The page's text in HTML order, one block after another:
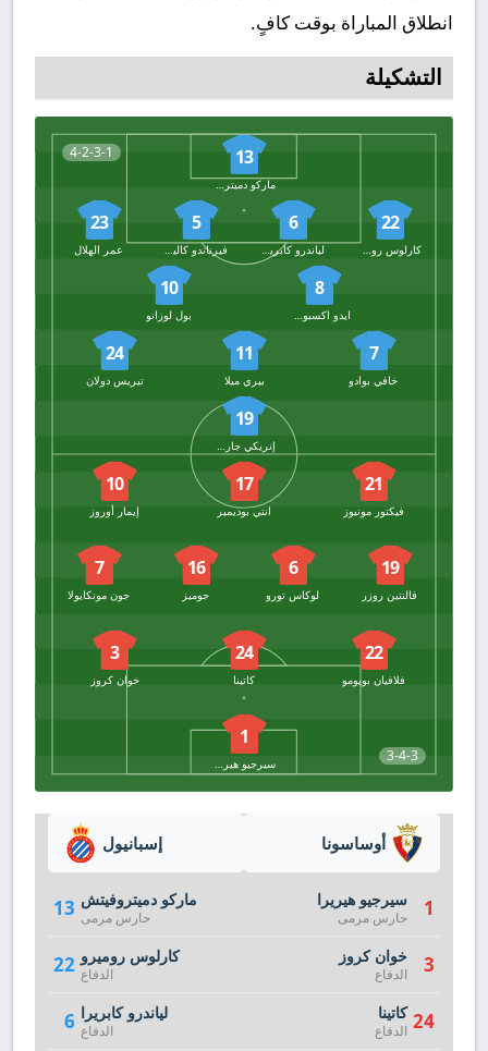
انطلاق المباراة بوقت كافٍ.
التشكيلة
4-2-3-1 13
ماركو دميتروفيتش
22
كارلوس روميرو
6
لياندرو كابريرا
5
فيرناندو كاليرو
23
عمر الهلال
8
ايدو اكسبوسيتو
10
بول لوزانو
7
خافي بوادو
11
بيري ميلا
24
تيريس دولان
19
إنريكي جارسيا كيكي
3-4-3
21
فيكتور مونيوز
17
انتي بوديمير
10
إيمار أوروز
19
فالنتين روزر
6
لوكاس تورو
16
جوميز
7
جون مونكايولا
22
فلافيان بويومو
24
كاتينا
3
خوان كروز
1
سيرجيو هيريرا
إسبانيول
13 ماركو دميتروفيتش
حارس مرمى
22 كارلوس روميرو
الدفاع
6 لياندرو كابريرا
الدفاع
أوساسونا
1 سيرجيو هيريرا
حارس مرمى
3 خوان كروز
الدفاع
24 كاتينا
الدفاع